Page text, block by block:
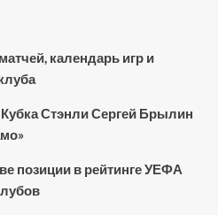
календарь игр и
Стэнли Сергей Брылин
позиции в рейтинге УЕФА